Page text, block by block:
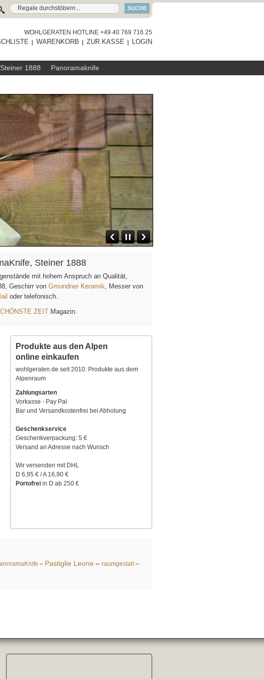
SUCHE
WOHLGERATEN HOTLINE +49 40 769 716 25
WARENKORB ZUR KASSE LOGIN
Steiner 1888 Panoramaknife
RAUMGESTALT
SERVIERBRETT
ZUM PRODUKT
Steiner 1888
mit hohem Anspruch an Qualität,
Geschirr von Gmundner Keramik, Messer von
oder telefonisch.
ZEIT Magazin.
Produkte aus den Alpen
online einkaufen
wohlgeraten.de seit 2010: Produkte aus dem
Alpenraum
Zahlungsarten
Vorkasse - Pay Pal
Bar und Versandkostenfrei bei Abholung
Geschenkservice
Geschenkverpackung: 5 €
Versand an Adresse nach Wunsch
Wir versenden mit DHL
D 6,95 € / A 16,90 €
Portofrei in D ab 250 €
– Pastiglie Leone – raumgestalt–